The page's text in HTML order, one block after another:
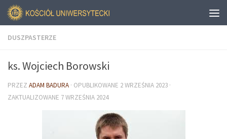
DUSZPASTERZE
ks. Wojciech Borowski
PRZEZ ADAM BADURA · OPUBLIKOWANE 2 WRZEŚNIA 2023 ·
ZAKTUALIZOWANE 7 WRZEŚNIA 2024